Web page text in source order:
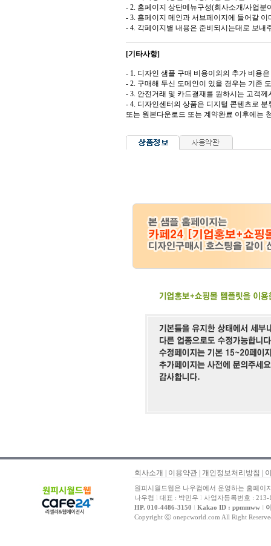
- 2. 홈페이지 상단메뉴구성(회사소개/사업분
- 3. 홈페이지 메인과 서브페이지에 들어갈 이
- 4. 각페이지별 내용은 준비되시는대로 보내
[기타사항]
- 1. 디자인 샘플 구매 비용이외의 추가 비용
- 2. 구매해 두신 도메인이 있을 경우는 기존
- 3. 안전거래 및 카드결재를 원하시는 고객
- 4. 디자인센터의 상품은 디지털 콘텐츠로 분
또는 원본다운로드 또는 계약완료 이후에는
회사소개 이용약관 개인정보처리방침
원피시월드웹은 나우컴에서 운영하는 홈페이
나우컴 l 대표 : 박민우 l 사업자등록번호 :
HP. 010-4486-3150 l Kakao ID : ppmmww l
Copyright ⓒ onepcworld.com All Right